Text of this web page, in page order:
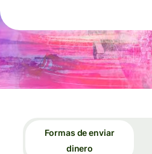
Formas de enviar
dinero